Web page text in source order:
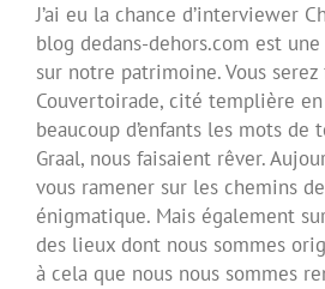
J’ai eu la chance d’interviewer
blog dedans-dehors.com est
sur notre patrimoine. Vous serez
Couvertoirade, cité templière en
beaucoup d’enfants les mots de
Graal, nous faisaient rêver.
vous ramener sur les chemins
énigmatique. Mais également
des lieux dont nous sommes
à cela que nous nous sommes